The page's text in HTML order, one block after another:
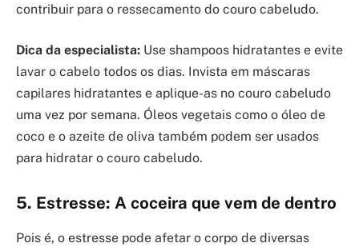
contribuir para o ressecamento do couro cabeludo.
Dica da especialista: Use shampoos hidratantes e evite
lavar o cabelo todos os dias. Invista em máscaras
capilares hidratantes e aplique-as no couro cabeludo
uma vez por semana. Óleos vegetais como o óleo de
coco e o azeite de oliva também podem ser usados
para hidratar o couro cabeludo.
5. Estresse: A coceira que vem de dentro
Pois é, o estresse pode afetar o corpo de diversas